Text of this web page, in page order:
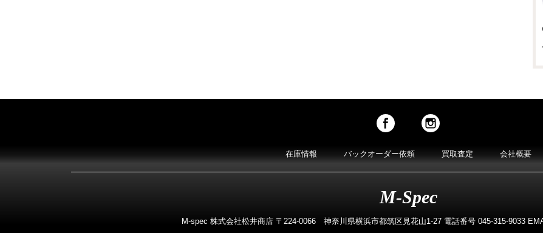
在庫情報 バックオーダー依頼 買取査定 会社概要
M-Spec
M-spec 株式会社松井商店 〒224-0066 神奈川県横浜市都筑区見花山1-27 電話番号 045-315-9033